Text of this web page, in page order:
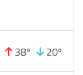
38º 20º